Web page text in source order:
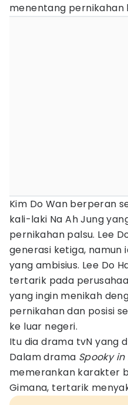
menentang pernikahan
Kim Do Wan berperan
kali-laki Na Ah Jung
pernikahan palsu. Lee
generasi ketiga, namun
yang ambisius. Lee Do
tertarik pada
yang ingin menikah
pernikahan dan posisi
ke luar negeri.
Itu dia drama tvN yang
Dalam drama Spooky in
memerankan karakter
Gimana, tertarik